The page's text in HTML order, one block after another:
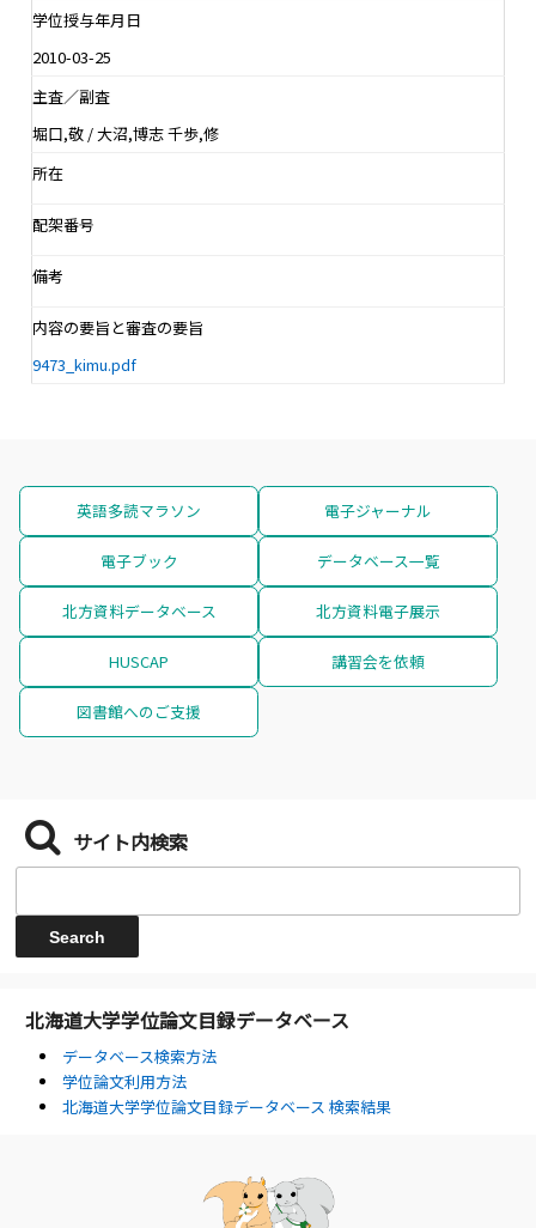
学位授与年月日
2010-03-25
主査／副査
堀口,敬 / 大沼,博志 千歩,修
所在
配架番号
備考
内容の要旨と審査の要旨
9473_kimu.pdf
英語多読マラソン 電子ジャーナル
電子ブック データベース一覧
北方資料データベース 北方資料電子展示
HUSCAP 講習会を依頼
図書館へのご支援
サイト内検索
北海道大学学位論文目録データベース
データベース検索方法
学位論文利用方法
北海道大学学位論文目録データベース 検索結果